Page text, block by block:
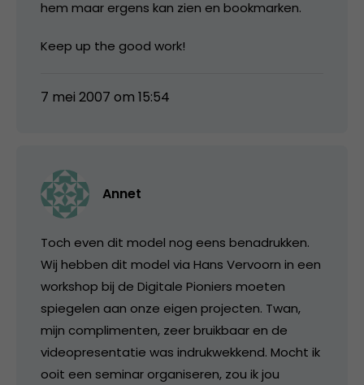
hem maar ergens kan zien en bookmarken.
Keep up the good work!
7 mei 2007 om 15:54
Annet
Toch even dit model nog eens benadrukken.
Wij hebben dit model via Hans Vervoorn in een
workshop bij de Digitale Pioniers moeten
spiegelen aan onze eigen projecten. Twan,
mijn complimenten, zeer bruikbaar en de
videopresentatie was indrukwekkend. Mocht ik
ooit een seminar organiseren, zou ik jou